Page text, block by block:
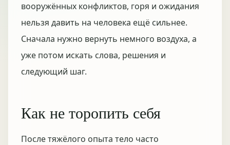
вооружённых конфликтов, горя и ожидания
нельзя давить на человека ещё сильнее.
Сначала нужно вернуть немного воздуха, а
уже потом искать слова, решения и
следующий шаг.
Как не торопить себя
После тяжёлого опыта тело часто